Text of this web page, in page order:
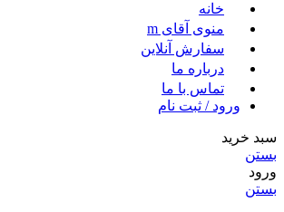
خانه
منوی آقای m
سفارش آنلاین
درباره ما
تماس با ما
ورود / ثبت نام
سبد خرید
بستن
ورود
بستن